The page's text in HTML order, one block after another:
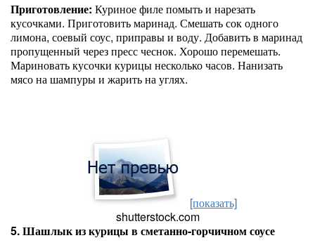
Приготовление: Куриное филе помыть и нарезать
кусочками. Приготовить маринад. Смешать сок одного
лимона, соевый соус, приправы и воду. Добавить в маринад
пропущенный через пресс чеснок. Хорошо перемешать.
Мариновать кусочки курицы несколько часов. Нанизать
мясо на шампуры и жарить на углях.
[показать]
shutterstock.com
5. Шашлык из курицы в сметанно-горчичном соусе